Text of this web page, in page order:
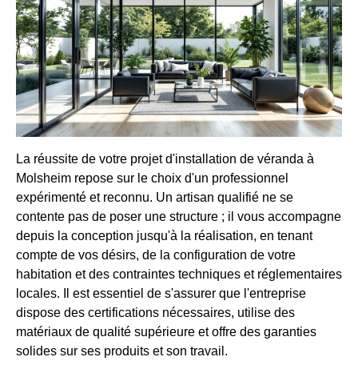
La réussite de votre projet d'installation de véranda à
Molsheim repose sur le choix d'un professionnel
expérimenté et reconnu. Un artisan qualifié ne se
contente pas de poser une structure ; il vous accompagne
depuis la conception jusqu'à la réalisation, en tenant
compte de vos désirs, de la configuration de votre
habitation et des contraintes techniques et réglementaires
locales. Il est essentiel de s'assurer que l'entreprise
dispose des certifications nécessaires, utilise des
matériaux de qualité supérieure et offre des garanties
solides sur ses produits et son travail.